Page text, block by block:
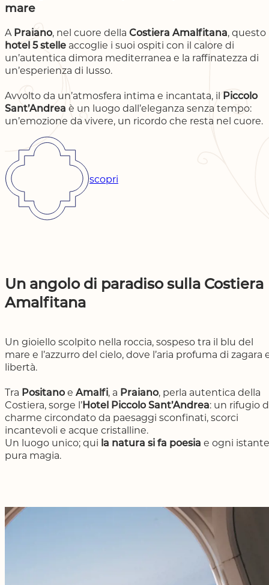
mare
APraiano, nel cuore della Costiera Amalfitana, questo
hotel 5 stelle accoglie i suoi ospiti con il calore di
un’autentica dimora mediterranea e la raffinatezza di
un’esperienza di lusso.
Avvolto da un’atmosfera intima e incantata, il Piccolo
Sant’Andrea è un luogo dall’eleganza senza tempo:
un’emozione da vivere, un ricordo che resta nel cuore.
scopri
Un angolo di paradiso sulla Costiera
Amalfitana
Un gioiello scolpito nella roccia, sospeso tra il blu del
mare e l’azzurro del cielo, dove l’aria profuma di zagara
libertà.
Tra Positanoe Amalfi, a Praiano, perla autentica della
Costiera, sorge l’Hotel Piccolo Sant’Andrea: un rifugio
charme circondato da paesaggi sconfinati, scorci
incantevoli e acque cristalline.
Un luogo unico; qui la natura si fa poesia e ogni istante
pura magia.